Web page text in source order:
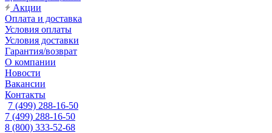
Акции
Оплата и доставка
Условия оплаты
Условия доставки
Гарантия/возврат
О компании
Новости
Вакансии
Контакты
7 (499) 288-16-50
7 (499) 288-16-50
8 (800) 333-52-68